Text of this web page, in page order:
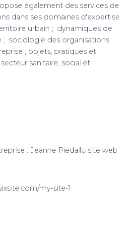
également des services de
dans ses domaines d'expertise
urbain ; dynamiques de
sociologie des organisations,
; objets, pratiques et
sanitaire, social et
: Jeanne Piedallu site web
my-site-1